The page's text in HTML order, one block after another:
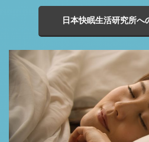
日本快眠生活研究所へ